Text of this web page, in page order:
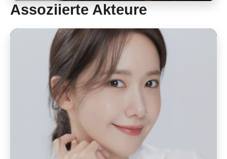
Assoziierte Akteure